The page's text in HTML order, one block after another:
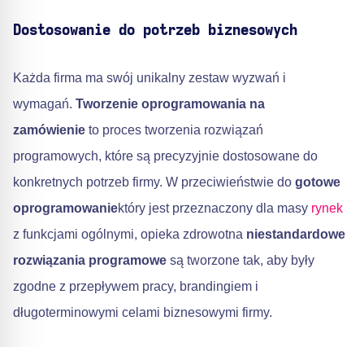
Dostosowanie do potrzeb biznesowych
Każda firma ma swój unikalny zestaw wyzwań i
wymagań. Tworzenie oprogramowania na
zamówienie to proces tworzenia rozwiązań
programowych, które są precyzyjnie dostosowane do
konkretnych potrzeb firmy. W przeciwieństwie do gotowe
oprogramowaniektóry jest przeznaczony dla masy rynek
z funkcjami ogólnymi, opieka zdrowotna niestandardowe
rozwiązania programowe są tworzone tak, aby były
zgodne z przepływem pracy, brandingiem i
długoterminowymi celami biznesowymi firmy.